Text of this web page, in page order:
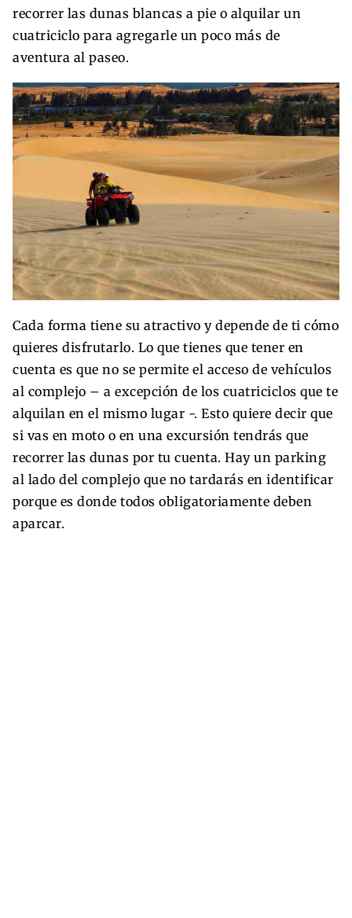
recorrer las dunas blancas a pie o alquilar un
cuatriciclo para agregarle un poco más de
aventura al paseo.
Cada forma tiene su atractivo y depende de ti cómo
quieres disfrutarlo. Lo que tienes que tener en
cuenta es que no se permite el acceso de vehículos
al complejo – a excepción de los cuatriciclos que te
alquilan en el mismo lugar -. Esto quiere decir que
si vas en moto o en una excursión tendrás que
recorrer las dunas por tu cuenta. Hay un parking
al lado del complejo que no tardarás en identificar
porque es donde todos obligatoriamente deben
aparcar.